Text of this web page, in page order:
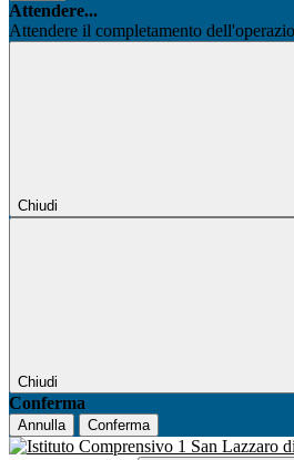
Attendere...
Attendere il completamento
Chiudi
Chiudi
Conferma
Annulla Conferma